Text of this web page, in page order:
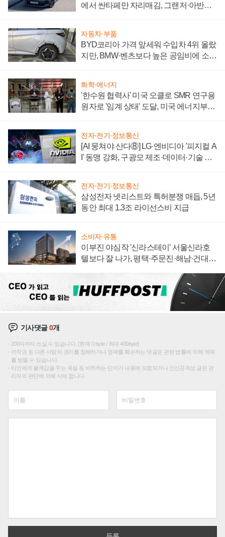
에서 싼타페만 자리매김, 그랜저·아반떼
자동차·부품
BYD코리아 가격 앞세워 수입차 4위 올랐
지만, BMW·벤츠보다 높은 공임비에 소비
화학·에너지
'한수원 협력사' 미국 오클로 SMR 연구용
원자로 '임계 상태' 도달, 미국 에너지부
전자·전기·정보통신
[AI 뭉쳐야 산다⑧] LG·엔비디아 '피지컬 A
I' 동맹 강화, 구광모 제조·데이터·기술 결
전자·전기·정보통신
삼성전자 넷리스트와 특허분쟁 매듭, 5년
동안 최대 1.3조 라이선스비 지급
소비자·유통
이부진 야심작 '신라스테이' 서울신라호
텔보다 잘 나가, 평택·주문진·해남·건대로
기사댓글0개
200자까지 쓰실 수 있습니다. (현재 0 byte / 최대 400byte)
저작권 등 다른 사람의 권리를 침해하거나 명예를 훼손하는 댓글은 관련 법률에 의해 제재
를 받을 수 있습니다.
타인에게 불쾌감을 주는 욕설 등 비하하는 단어가 내용에 포함되거나 인신공격성 글은 관
리자의 판단에 의해 삭제 합니다.